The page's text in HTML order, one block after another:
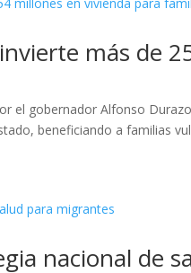
más de
el gobernador Alfonso
beneficiando a familias
nacional de